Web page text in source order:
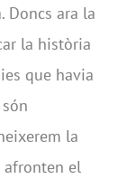
Doncs ara la
la història
que havia
la
afronten el